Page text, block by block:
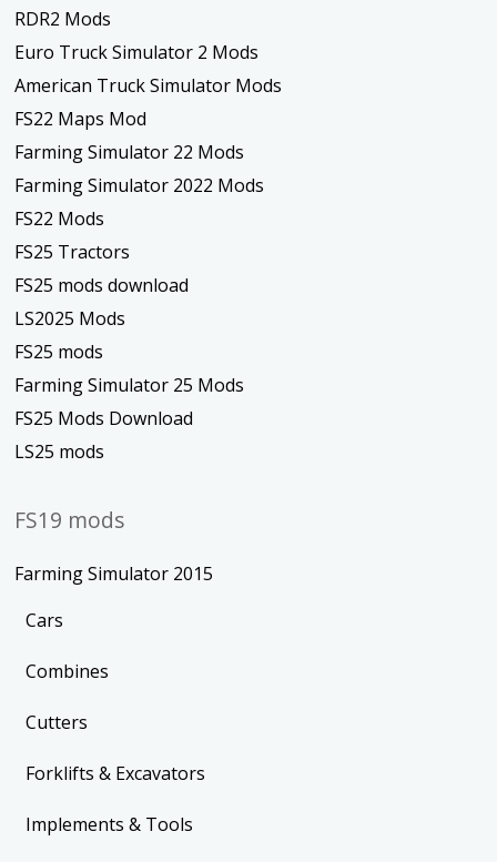
RDR2 Mods
Euro Truck Simulator 2 Mods
American Truck Simulator Mods
FS22 Maps Mod
Farming Simulator 22 Mods
Farming Simulator 2022 Mods
FS22 Mods
FS25 Tractors
FS25 mods download
LS2025 Mods
FS25 mods
Farming Simulator 25 Mods
FS25 Mods Download
LS25 mods
FS19 mods
Farming Simulator 2015
Cars
Combines
Cutters
Forklifts & Excavators
Implements & Tools